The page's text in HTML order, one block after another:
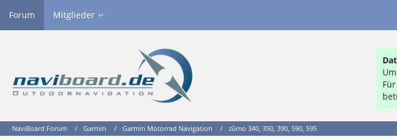
Forum Mitglieder
NaviBoard Forum Garmin Garmin Motorrad Navigation zûmo 340, 350, 390, 590, 595